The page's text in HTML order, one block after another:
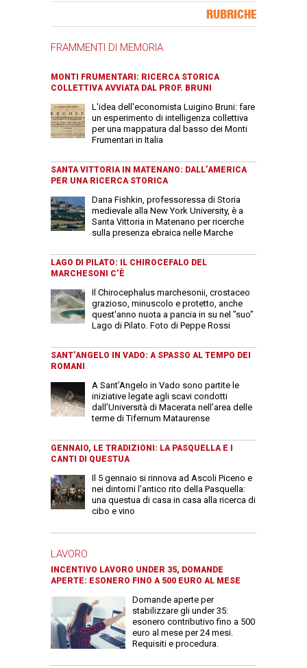
RUBRICHE
FRAMMENTI DI MEMORIA
MONTI FRUMENTARI: RICERCA STORICA
COLLETTIVA AVVIATA DAL PROF. BRUNI
L'idea dell'economista Luigino Bruni: fare
un esperimento di intelligenza collettiva
per una mappatura dal basso dei Monti
Frumentari in Italia
SANTA VITTORIA IN MATENANO: DALL’AMERICA
PER UNA RICERCA STORICA
Dana Fishkin, professoressa di Storia
medievale alla New York University, è a
Santa Vittoria in Matenano per ricerche
sulla presenza ebraica nelle Marche
LAGO DI PILATO: IL CHIROCEFALO DEL
MARCHESONI C’È
Il Chirocephalus marchesonii, crostaceo
grazioso, minuscolo e protetto, anche
quest'anno nuota a pancia in su nel "suo"
Lago di Pilato. Foto di Peppe Rossi
SANT’ANGELO IN VADO: A SPASSO AL TEMPO DEI
ROMANI
A Sant’Angelo in Vado sono partite le
iniziative legate agli scavi condotti
dall’Università di Macerata nell’area delle
terme di Tifernum Mataurense
GENNAIO, LE TRADIZIONI: LA PASQUELLA E I
CANTI DI QUESTUA
Il 5 gennaio si rinnova ad Ascoli Piceno e
nei dintorni l'antico rito della Pasquella:
una questua di casa in casa alla ricerca di
cibo e vino
LAVORO
INCENTIVO LAVORO UNDER 35, DOMANDE
APERTE: ESONERO FINO A 500 EURO AL MESE
Domande aperte per
stabilizzare gli under 35:
esonero contributivo fino a 500
euro al mese per 24 mesi.
Requisiti e procedura.